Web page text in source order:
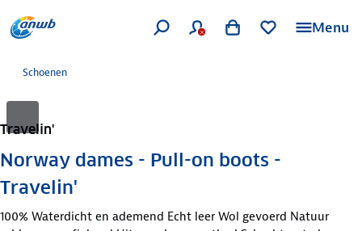
Menu
Schoenen
Travelin'
Norway dames - Pull-on boots -
Travelin'
100% Waterdicht en ademend Echt leer Wol gevoerd Natuur